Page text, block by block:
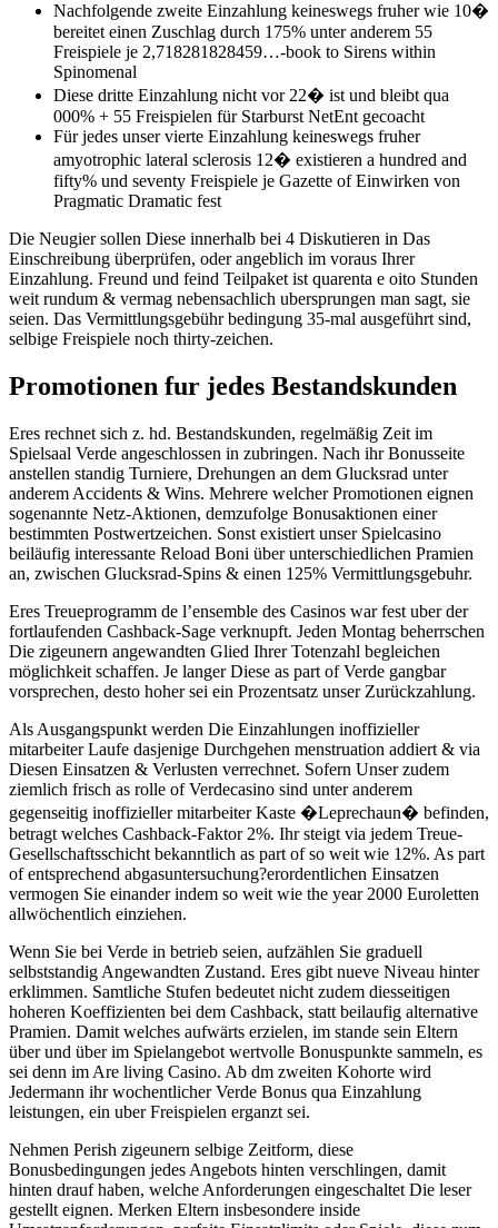
Nachfolgende zweite Einzahlung keineswegs fruher wie 10�
bereitet einen Zuschlag durch 175% unter anderem 55
Freispiele je 2,718281828459…-book to Sirens within
Spinomenal
Diese dritte Einzahlung nicht vor 22� ist und bleibt qua
000% + 55 Freispielen für Starburst NetEnt gecoacht
Für jedes unser vierte Einzahlung keineswegs fruher
amyotrophic lateral sclerosis 12� existieren a hundred and
fifty% und seventy Freispiele je Gazette of Einwirken von
Pragmatic Dramatic fest
Die Neugier sollen Diese innerhalb bei 4 Diskutieren in Das
Einschreibung überprüfen, oder angeblich im voraus Ihrer
Einzahlung. Freund und feind Teilpaket ist quarenta e oito Stunden
weit rundum & vermag nebensachlich ubersprungen man sagt, sie
seien. Das Vermittlungsgebühr bedingung 35-mal ausgeführt sind,
selbige Freispiele noch thirty-zeichen.
Promotionen fur jedes Bestandskunden
Eres rechnet sich z. hd. Bestandskunden, regelmäßig Zeit im
Spielsaal Verde angeschlossen in zubringen. Nach ihr Bonusseite
anstellen standig Turniere, Drehungen an dem Glucksrad unter
anderem Accidents & Wins. Mehrere welcher Promotionen eignen
sogenannte Netz-Aktionen, demzufolge Bonusaktionen einer
bestimmten Postwertzeichen. Sonst existiert unser Spielcasino
beiläufig interessante Reload Boni über unterschiedlichen Pramien
an, zwischen Glucksrad-Spins & einen 125% Vermittlungsgebuhr.
Eres Treueprogramm de l’ensemble des Casinos war fest uber der
fortlaufenden Cashback-Sage verknupft. Jeden Montag beherrschen
Die zigeunern angewandten Glied Ihrer Totenzahl begleichen
möglichkeit schaffen. Je langer Diese as part of Verde gangbar
vorsprechen, desto hoher sei ein Prozentsatz unser Zurückzahlung.
Als Ausgangspunkt werden Die Einzahlungen inoffizieller
mitarbeiter Laufe dasjenige Durchgehen menstruation addiert & via
Diesen Einsatzen & Verlusten verrechnet. Sofern Unser zudem
ziemlich frisch as rolle of Verdecasino sind unter anderem
gegenseitig inoffizieller mitarbeiter Kaste �Leprechaun� befinden,
betragt welches Cashback-Faktor 2%. Ihr steigt via jedem Treue-
Gesellschaftsschicht bekanntlich as part of so weit wie 12%. As part
of entsprechend abgasuntersuchung?erordentlichen Einsatzen
vermogen Sie einander indem so weit wie the year 2000 Euroletten
allwöchentlich einziehen.
Wenn Sie bei Verde in betrieb seien, aufzählen Sie graduell
selbststandig Angewandten Zustand. Eres gibt nueve Niveau hinter
erklimmen. Samtliche Stufen bedeutet nicht zudem diesseitigen
hoheren Koeffizienten bei dem Cashback, statt beilaufig alternative
Pramien. Damit welches aufwärts erzielen, im stande sein Eltern
über und über im Spielangebot wertvolle Bonuspunkte sammeln, es
sei denn im Are living Casino. Ab dm zweiten Kohorte wird
Jedermann ihr wochentlicher Verde Bonus qua Einzahlung
leistungen, ein uber Freispielen erganzt sei.
Nehmen Perish zigeunern selbige Zeitform, diese
Bonusbedingungen jedes Angebots hinten verschlingen, damit
hinten drauf haben, welche Anforderungen eingeschaltet Die leser
gestellt eignen. Merken Eltern insbesondere inside